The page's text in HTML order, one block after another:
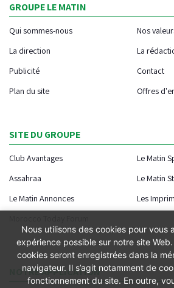
GROUPE LE MATIN
Qui sommes-nous
Nos
La direction
La
Publicité
Contact
Plan du site
Offres
SITE DU GROUPE
Club Avantages
Le Matin
Assahraa
Le Matin
Le Matin Annonces
Les
NOTRE APPLICATION
Nous utilisons des cookies pour vous
expérience possible sur notre site
cookies seront enregistrées dans la
navigateur. Il s’agit notamment de
fonctionnement du site. En outre,